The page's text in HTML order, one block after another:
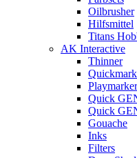
Oilbrusher
Hilfsmittel
Titans
AK Interactive
Thinner
Quick
Quick
Gouache
Inks
Filters